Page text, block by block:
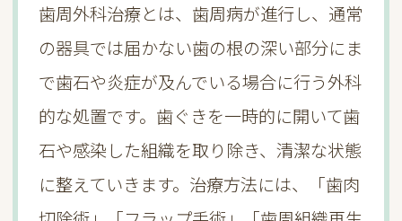
歯周外科治療とは、歯周病が進行し、通常
の器具では届かない歯の根の深い部分にま
で歯石や炎症が及んでいる場合に行う外科
的な処置です。歯ぐきを一時的に開いて歯
石や感染した組織を取り除き、清潔な状態
に整えていきます。治療方法には、「歯肉